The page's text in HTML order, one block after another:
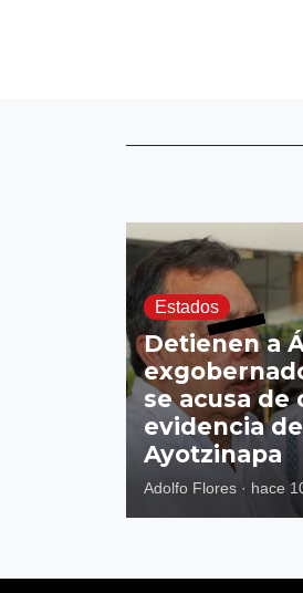
Estados
Detienen a
se acusa de
evidencia
Ayotzinapa
Adolfo Flores · hace